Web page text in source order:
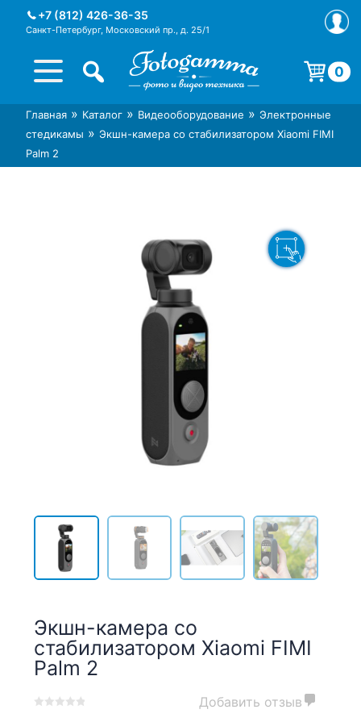
+7 (812) 426-36-35
Санкт-Петербург, Московский пр., д. 25/1
Интернет-магазин фототехники
Foto-Gamma в СПб
Магазин фотоаксессуаров foto-
gamma.ru
0
Корзина пуста.
Главная » Каталог » Видеооборудование » Электронные
стедикамы » Экшн-камера со стабилизатором Xiaomi FIMI
Palm 2
Экшн-камера со
стабилизатором Xiaomi FIMI
Palm 2
Добавить отзыв